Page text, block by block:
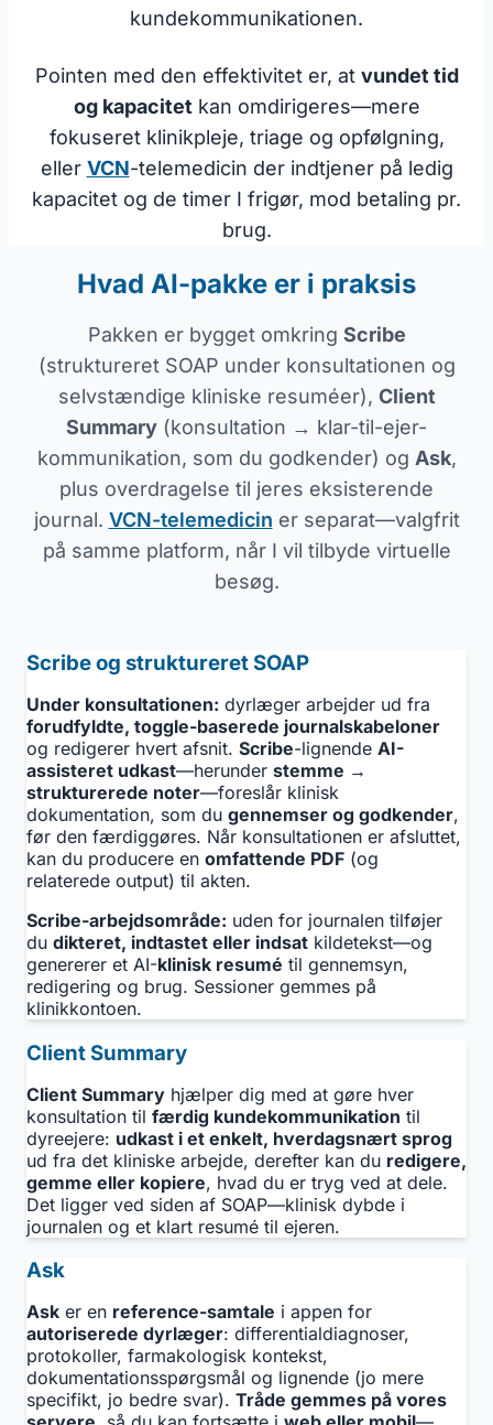
kundekommunikationen.
Pointen med den effektivitet er, at vundet tid
og kapacitet kan omdirigeres—mere
fokuseret klinikpleje, triage og opfølgning,
eller VCN-telemedicin der indtjener på ledig
kapacitet og de timer I frigør, mod betaling pr.
brug.
Hvad AI-pakke er i praksis
Pakken er bygget omkring Scribe
(struktureret SOAP under konsultationen og
selvstændige kliniske resuméer), Client
Summary (konsultation → klar-til-ejer-
kommunikation, som du godkender) og Ask,
plus overdragelse til jeres eksisterende
journal. VCN-telemedicin er separat—valgfrit
på samme platform, når I vil tilbyde virtuelle
besøg.
Scribe og struktureret SOAP
Under konsultationen: dyrlæger arbejder ud fra
forudfyldte, toggle-baserede journalskabeloner
og redigerer hvert afsnit. Scribe-lignende AI-
assisteret udkast—herunder stemme →
strukturerede noter—foreslår klinisk
dokumentation, som du gennemser og godkender,
før den færdiggøres. Når konsultationen er afsluttet,
kan du producere en omfattende PDF (og
relaterede output) til akten.
Scribe-arbejdsområde: uden for journalen tilføjer
du dikteret, indtastet eller indsat kildetekst—og
genererer et AI-klinisk resumé til gennemsyn,
redigering og brug. Sessioner gemmes på
klinikkontoen.
Client Summary
Client Summary hjælper dig med at gøre hver
konsultation til færdig kundekommunikation til
dyreejere: udkast i et enkelt, hverdagsnært sprog
ud fra det kliniske arbejde, derefter kan du redigere,
gemme eller kopiere, hvad du er tryg ved at dele.
Det ligger ved siden af SOAP—klinisk dybde i
journalen og et klart resumé til ejeren.
Ask
Ask er en reference-samtale i appen for
autoriserede dyrlæger: differentialdiagnoser,
protokoller, farmakologisk kontekst,
dokumentationsspørgsmål og lignende (jo mere
specifikt, jo bedre svar). Tråde gemmes på vores